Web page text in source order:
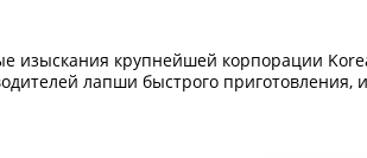
изыскания крупнейшей корпорации
лапши быстрого приготовления,